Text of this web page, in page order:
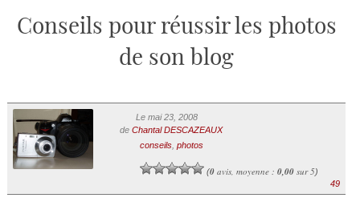
Conseils pour réussir les photos
de son blog
Le mai 23, 2008
de Chantal DESCAZEAUX
conseils, photos
(0avis, moyenne : 0,00sur 5)
49